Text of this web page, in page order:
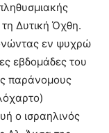
Δυτική Όχθη.
εν ψυχρώ
εβδομάδες του
παράνομους
ο ισραηλινός